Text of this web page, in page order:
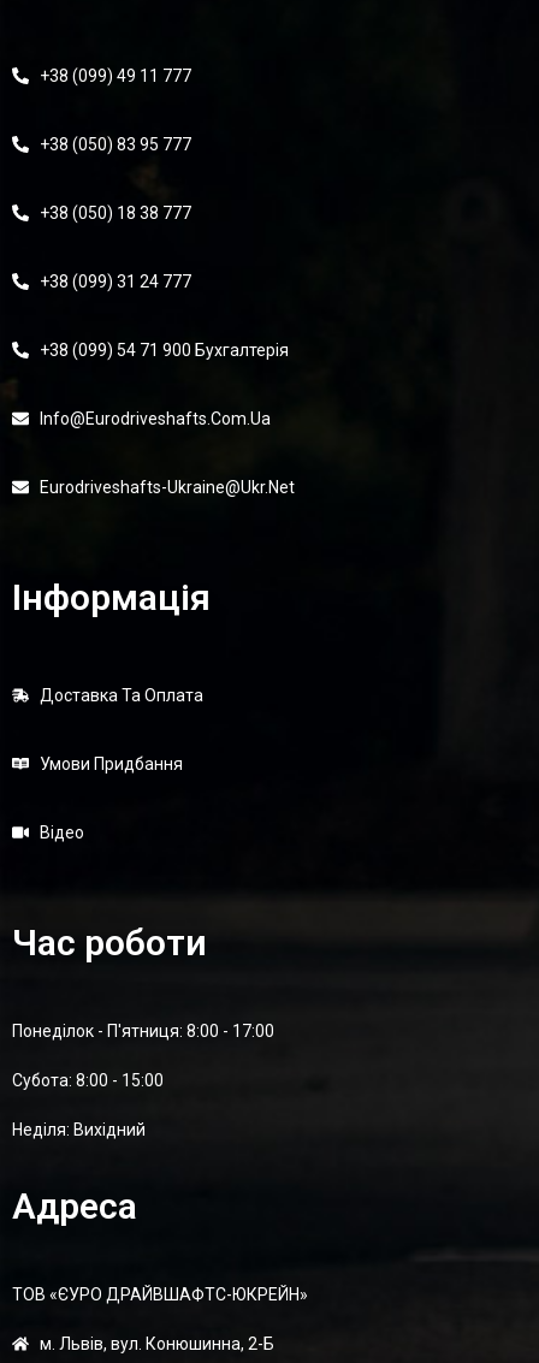
+38 (099) 49 11 777
+38 (050) 83 95 777
+38 (050) 18 38 777
+38 (099) 31 24 777
+38 (099) 54 71 900 Бухгалтерія
Info@eurodriveshafts.com.ua
Eurodriveshafts-Ukraine@ukr.net
Інформація
Доставка Та Оплата
Умови Придбання
Відео
Час роботи
Понеділок - П'ятниця: 8:00 - 17:00
Суботa: 8:00 - 15:00
Неділя: Вихідний
Адреса
ТОВ «ЄУРО ДРАЙВШАФТC-ЮКРЕЙН»
м. Львів, вул. Конюшинна, 2-Б